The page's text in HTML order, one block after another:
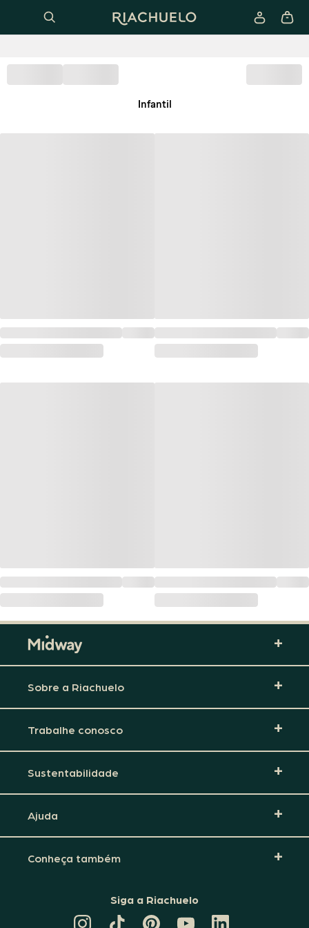
Infantil
Sobre a Riachuelo
Trabalhe conosco
Sustentabilidade
Ajuda
Conheça também
Siga a Riachuelo
CANAL